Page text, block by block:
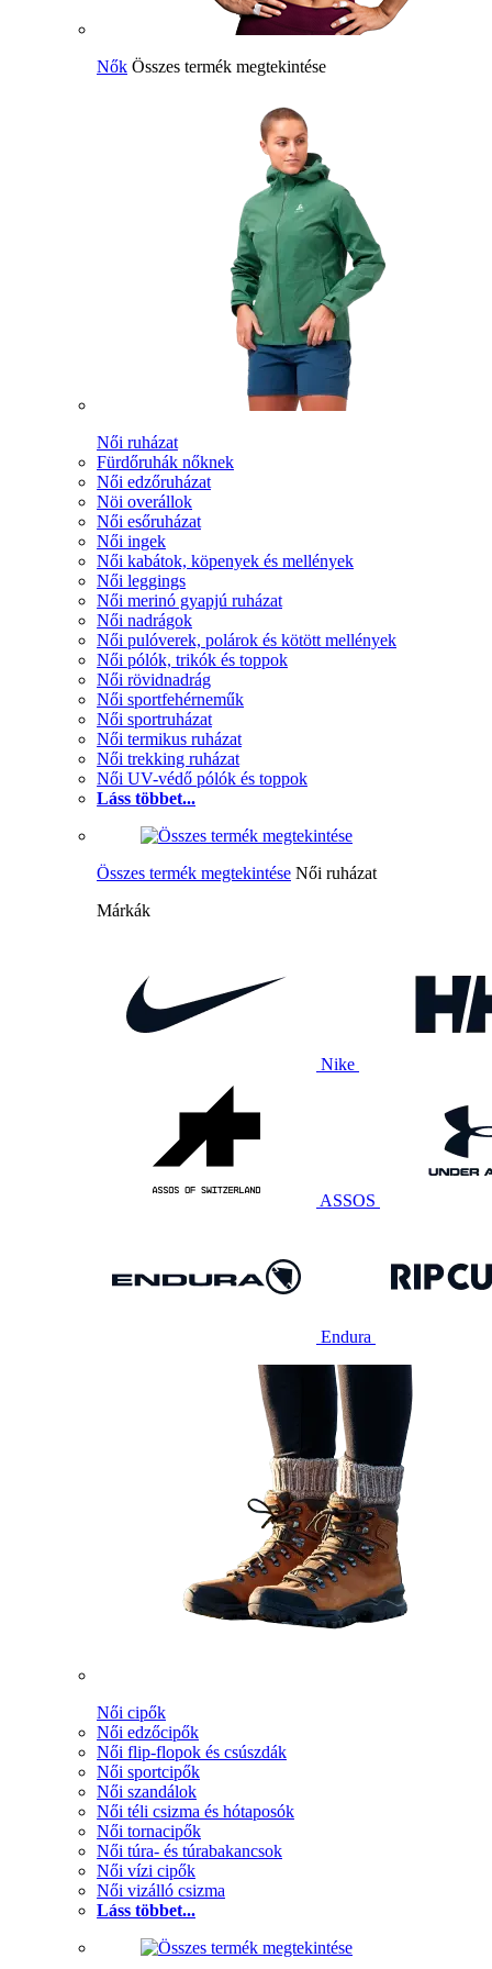
Nők Összes termék megtekintése
Női ruházat
Fürdőruhák nőknek
Női edzőruházat
Nöi overállok
Női esőruházat
Női ingek
Női kabátok, köpenyek és mellények
Női leggings
Női merinó gyapjú ruházat
Női nadrágok
Női pulóverek, polárok és kötött mellények
Női pólók, trikók és toppok
Női rövidnadrág
Női sportfehérneműk
Női sportruházat
Női termikus ruházat
Női trekking ruházat
Női UV-védő pólók és toppok
Láss többet...
Összes termék megtekintése Női ruházat
Márkák
Nike
ASSOS
Endura
Női cipők
Női edzőcipők
Női flip-flopok és csúszdák
Női sportcipők
Női szandálok
Női téli csizma és hótaposók
Női tornacipők
Női túra- és túrabakancsok
Női vízi cipők
Női vizálló csizma
Láss többet...